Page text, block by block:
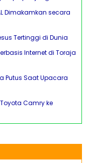
Dimakamkan secara
Tertinggi di Dunia
Internet di Toraja
Putus Saat Upacara
Camry ke